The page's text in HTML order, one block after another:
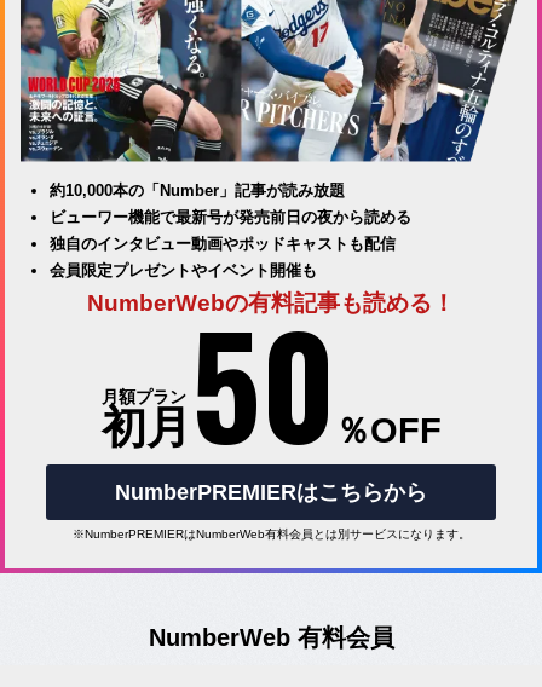
約10,000本の「Number」記事が読み放題
ビューワー機能で最新号が発売前日の夜から読める
独自のインタビュー動画やポッドキャストも配信
会員限定プレゼントやイベント開催も
NumberWebの有料記事も読める！
月額プラン
初月 50 ％OFF
NumberPREMIERはこちらから
※NumberPREMIERはNumberWeb有料会員とは別サービスになります。
NumberWeb 有料会員